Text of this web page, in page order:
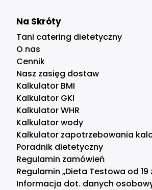
Na Skróty
Tani catering dietetyczny
O nas
Cennik
Nasz zasięg dostaw
Kalkulator BMI
Kalkulator GKI
Kalkulator WHR
Kalkulator wody
Kalkulator zapotrzebowania
Poradnik dietetyczny
Regulamin zamówień
Regulamin „Dieta Testowa od 19
Informacja dot. danych